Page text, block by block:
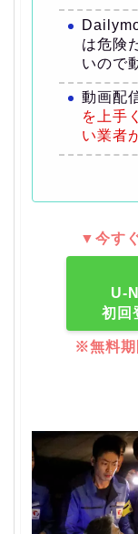
は危険
いので
動画配
を上手
い業者
▼今す
U-
初回
※無料期